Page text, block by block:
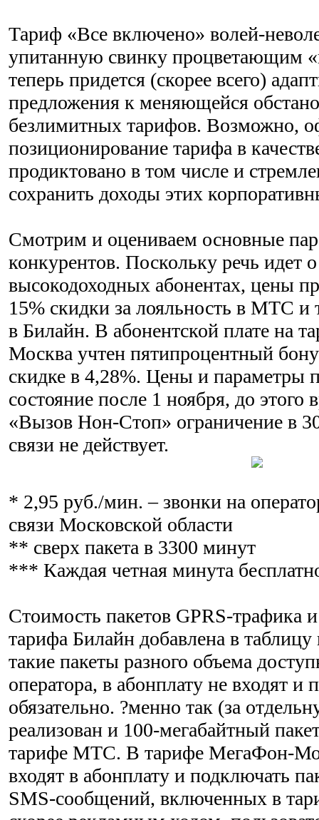
Тариф «Все включено» волей-
упитанную свинку процветающим
теперь придется (скорее всего)
предложения к меняющейся
безлимитных тарифов. Возможно,
позиционирование тарифа в
продиктовано в том числе и
сохранить доходы этих
Смотрим и оцениваем основные
конкурентов. Поскольку речь идет
высокодоходных абонентах, цены
15% скидки за лояльность в МТС и
в Билайн. В абонентской плате на
Москва учтен пятипроцентный
скидке в 4,28%. Цены и параметры
состояние после 1 ноября, до этого
«Вызов Нон-Стоп» ограничение в
связи не действует.
* 2,95 руб./мин. – звонки на
связи Московской области
** сверх пакета в 3300 минут
*** Каждая четная минута
Стоимость пакетов GPRS-трафика
тарифа Билайн добавлена в таблицу
такие пакеты разного объема
оператора, в абонплату не входят и
обязательно. ?менно так (за
реализован и 100-мегабайтный
тарифе МТС. В тарифе МегаФон-
входят в абонплату и подключать
SMS-сообщений, включенных в